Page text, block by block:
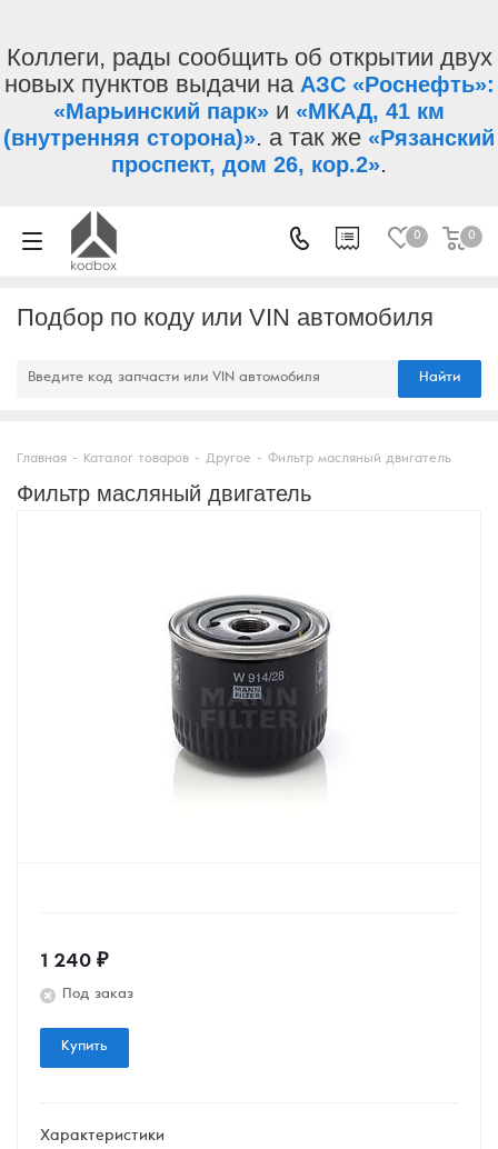
Коллеги, рады сообщить об открытии двух
новых пунктов выдачи на АЗС «Роснефть»:
«Марьинский парк» и «МКАД, 41 км
(внутренняя сторона)». а так же «Рязанский
проспект, дом 26, кор.2».
0 0
Подбор по коду или VIN автомобиля
Найти
Главная - Каталог товаров - Другое - Фильтр масляный двигатель
Фильтр масляный двигатель
1 240 ₽
Под заказ
Купить
Характеристики